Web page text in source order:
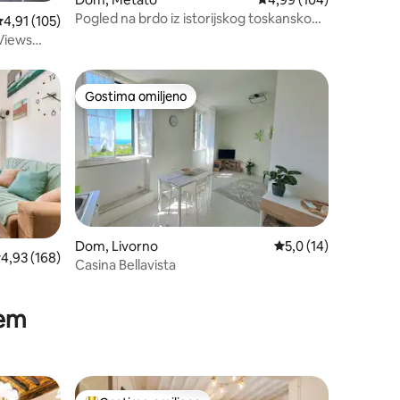
ocena 4,91 od 5, utisaka: 105
4,91 (105)
Pogled na brdo iz istorijskog toskanskog
ocena 4,93 od 5, utisaka: 168
4,93 (168)
Gostima omiljeno
Gostima omiljeno
Dom, Livorno Prosečna ocena 5,0
5,0 (14)
Casina Bellavista